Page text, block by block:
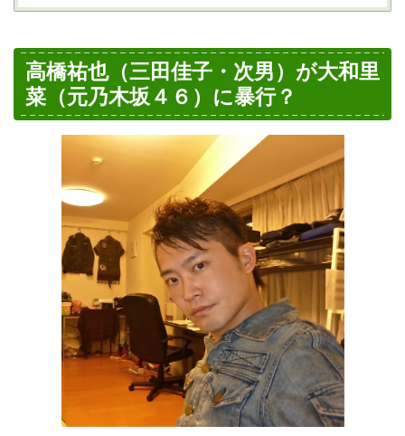
高橋祐也（三田佳子・次男）が大和里
菜（元乃木坂４６）に暴行？